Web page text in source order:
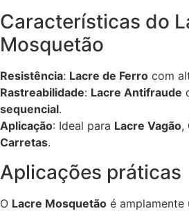
Características do
Mosquetão
Resistência: Lacre de Ferro com
Rastreabilidade: Lacre Antifraude
sequencial.
Aplicação: Ideal para Lacre Vagão,
Carretas.
Aplicações práticas
O Lacre Mosquetão é amplamente